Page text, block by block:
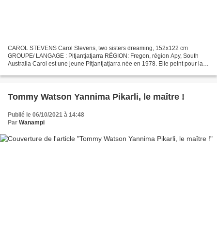
CAROL STEVENS Carol Stevens, two sisters dreaming, 152x122 cm
GROUPE/ LANGAGE : Pitjantjatjarra RÉGION: Fregon, région Apy, South
Australia Carol est une jeune Pitjantjatjarra née en 1978. Elle peint pour la
Tommy Watson Yannima Pikarli, le maître !
Publié le 06/10/2021 à 14:48
Par Wanampi